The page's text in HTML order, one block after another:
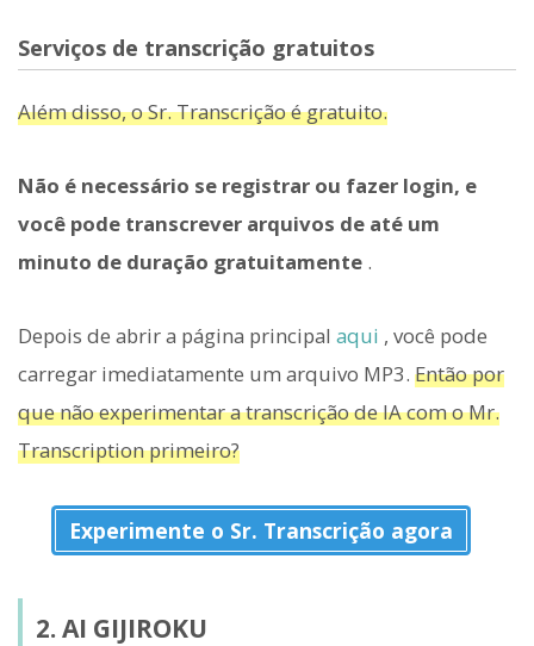
Serviços de transcrição gratuitos
Além disso, o Sr. Transcrição é gratuito.
Não é necessário se registrar ou fazer login, e
você pode transcrever arquivos de até um
minuto de duração gratuitamente .
Depois de abrir a página principal aqui , você pode
carregar imediatamente um arquivo MP3. Então por
que não experimentar a transcrição de IA com o Mr.
Transcription primeiro?
Experimente o Sr. Transcrição agora
2. AI GIJIROKU